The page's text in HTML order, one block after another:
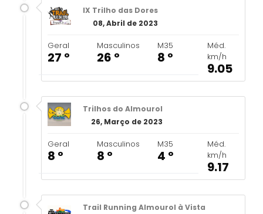
IX Trilho das Dores
08, Abril de 2023
Geral
27 º
Masculinos
26 º
M35
8 º
Méd.
km/h
9.05
Trilhos do Almourol
26, Março de 2023
Geral
8 º
Masculinos
8 º
M35
4 º
Méd.
km/h
9.17
Trail Running Almourol à Vista